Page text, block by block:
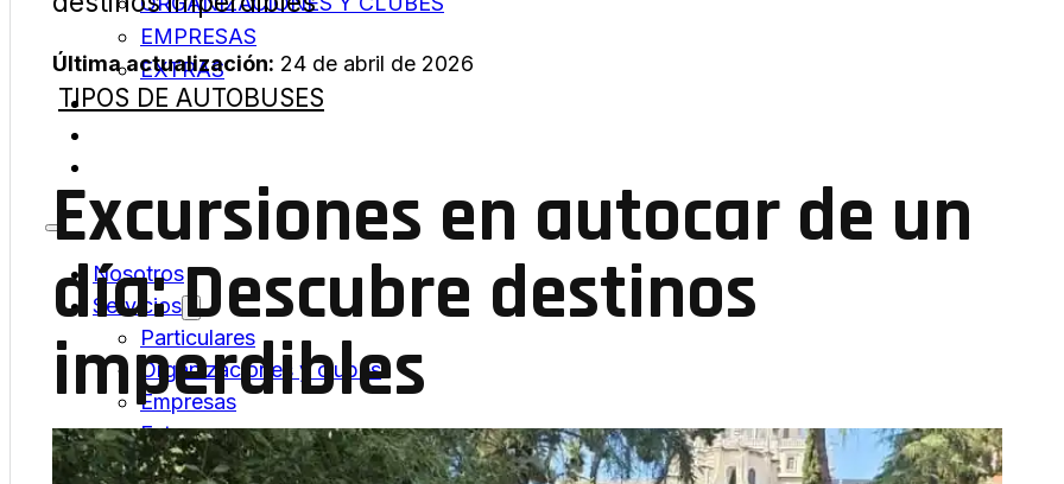
EMPRESAS
EXTRAS
FLOTA
Nosotros
Servicios
Particulares
Organizaciones y clubes
Empresas
Extras
Flota
Última actualización: 24 de abril de 2026
TIPOS DE AUTOBUSES
Excursiones en autocar de un
día: Descubre destinos
imperdibles